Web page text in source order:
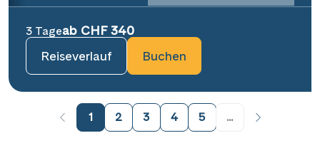
3 Tageab CHF 340
Reiseverlauf
Buchen
1 2 3 4 5 ...